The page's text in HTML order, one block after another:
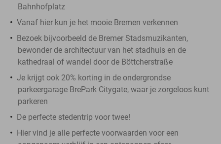
Bahnhofplatz
Vanaf hier kun je het mooie Bremen verkennen
Bezoek bijvoorbeeld de Bremer Stadsmuzikanten,
bewonder de architectuur van het stadhuis en de
kathedraal of wandel door de Böttcherstraße
Je krijgt ook 20% korting in de ondergrondse
parkeergarage BrePark Citygate, waar je zorgeloos kunt
parkeren
De perfecte stedentrip voor twee!
Hier vind je alle perfecte voorwaarden voor een